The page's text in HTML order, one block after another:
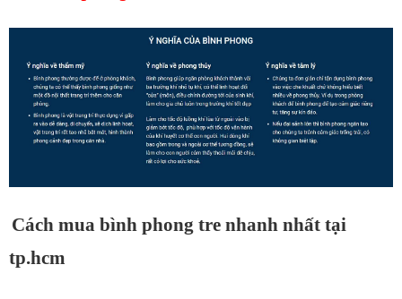
Cách mua bình phong tre nhanh nhất tại
tp.hcm